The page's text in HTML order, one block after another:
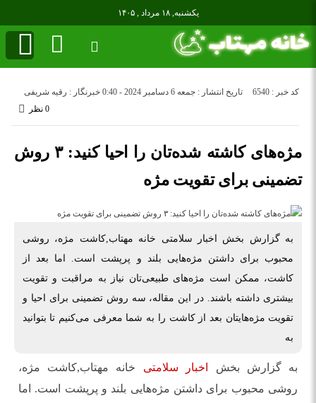
یکشنبه, ۱۸ مرداد , ۱۴۰۵
تاریخ انتشار : جمعه 6 دسامبر 2024 - 0:40 خبرنگار : رقیه شریفی
کد خبر : 6540
0 نظر
مژه‌های کاشته شده‌تان را احیا کنید: ۳ روش
تضمینی برای تقویت مژه
به گزارش بخش اخبار سلامتی خانه مهتاب,کاشت مژه، روشی
محبوب برای داشتن مژه‌هایی بلند و پرپشت است. اما بعد از
کاشت، ممکن است مژه‌های طبیعی‌تان نیاز به مراقبت و تقویت
بیشتری داشته باشند. در این مقاله، سه روش تضمینی برای احیا و
تقویت مژه‌هایتان بعد از کاشت را به شما معرفی می‌کنیم تا بتوانید
به
به گزارش بخش اخبار سلامتی خانه مهتاب,کاشت مژه،
روشی محبوب برای داشتن مژه‌هایی بلند و پرپشت است. اما